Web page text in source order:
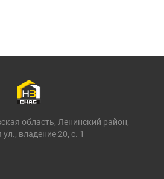
область, Ленинский район,
владение 20, с. 1